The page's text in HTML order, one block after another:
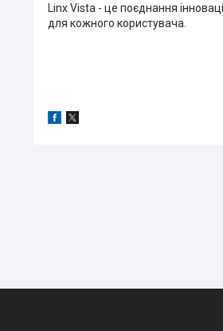
Linx Vista - це поєднання
для кожного користувача.